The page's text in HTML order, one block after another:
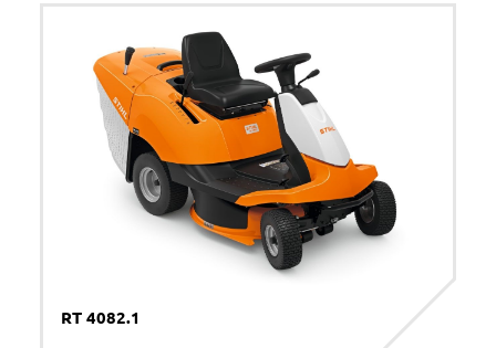
RT 4082.1